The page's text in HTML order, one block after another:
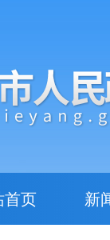
首页 新